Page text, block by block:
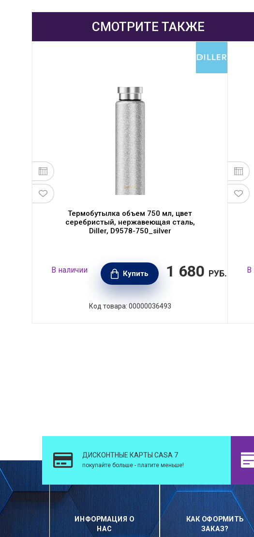
СМОТРИТЕ ТАКЖЕ
Термобутылка объем 750 мл, цвет
серебристый, нержавеющая сталь,
Diller, D9578-750_silver
В наличии Купить 1 680 РУБ.
Код товара: 00000036493
В
ДИСКОНТНЫЕ КАРТЫ CASA 7
покупайте больше - платите меньше!
ИНФОРМАЦИЯ О
НАС
КАК ОФОРМИТЬ
ЗАКАЗ?